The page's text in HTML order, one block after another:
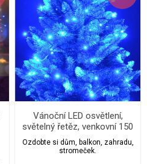
Vánoční LED osvětlení,
světelný řetěz, venkovní 150
ks/20 m
Ozdobte si dům, balkon, zahradu,
stromeček.